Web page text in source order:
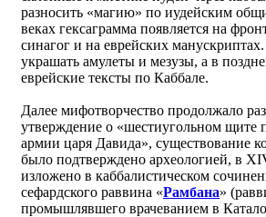
разносить «магию» по иудейским
веках гексаграмма появляется на
синагог и на еврейских
украшать амулеты и мезузы, а в
еврейские тексты по Каббале.
Далее мифотворчество продолжало
утверждение о «шестиугольном щите
армии царя Давида», существование
было подтверждено археологией, в
изложено в каббалистическом
сефардского раввина «Рамбана»
промышлявшего врачеванием в